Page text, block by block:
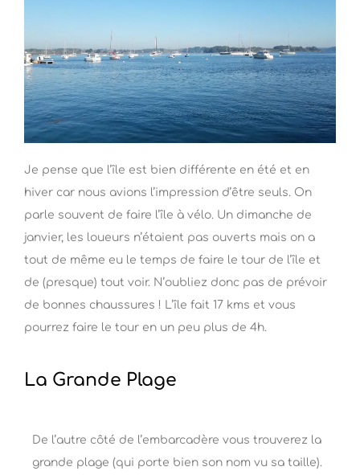
Je pense que l’île est bien différente en été et en
hiver car nous avions l’impression d’être seuls. On
parle souvent de faire l’île à vélo. Un dimanche de
janvier, les loueurs n’étaient pas ouverts mais on a
tout de même eu le temps de faire le tour de l’île et
de (presque) tout voir. N’oubliez donc pas de prévoir
de bonnes chaussures ! L’île fait 17 kms et vous
pourrez faire le tour en un peu plus de 4h.
La Grande Plage
De l’autre côté de l’embarcadère vous trouverez la
grande plage (qui porte bien son nom vu sa taille).